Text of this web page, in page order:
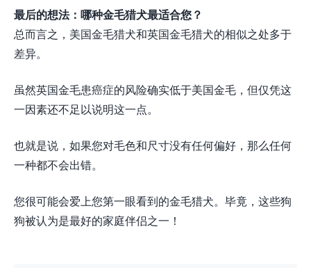
最后的想法：哪种金毛猎犬最适合您？
总而言之，美国金毛猎犬和英国金毛猎犬的相似之处多于
差异。
虽然英国金毛患癌症的风险确实低于美国金毛，但仅凭这
一因素还不足以说明这一点。
也就是说，如果您对毛色和尺寸没有任何偏好，那么任何
一种都不会出错。
您很可能会爱上您第一眼看到的金毛猎犬。毕竟，这些狗
狗被认为是最好的家庭伴侣之一！